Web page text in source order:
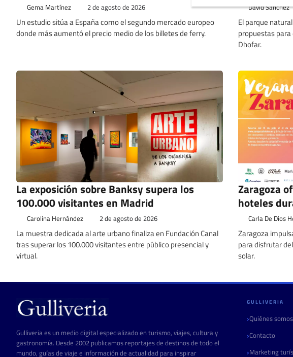
Gema Martínez 2 de agosto de 2026
Un estudio sitúa a España como el segundo mercado europeo
donde más aumentó el precio medio de los billetes de ferry.
David Sánchez
El parque
propuestas
Dhofar.
La exposición sobre Banksy supera los
100.000 visitantes en Madrid
Carolina Hernández 2 de agosto de 2026
La muestra dedicada al arte urbano finaliza en Fundación Canal
tras superar los 100.000 visitantes entre público presencial y
virtual.
Zaragoza
hoteles
Carla De Dios
Zaragoza
para disfrutar
solar.
Gulliveria es un medio digital especializado en turismo, viajes, cultura y
gastronomía. Desde 2002 publicamos reportajes de destinos de todo el
mundo, guías de viaje e información de actualidad para inspirar
GULLIVERIA
Quiénes somos
Contacto
Marketing